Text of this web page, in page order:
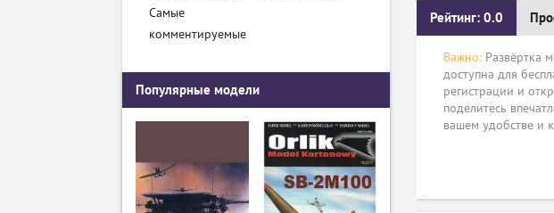
Рейтинг: 0.0
Важно: Развёртка
доступна для
регистрации и
поделитесь
вашем удобстве и
Самые
комментируемые
Популярные модели